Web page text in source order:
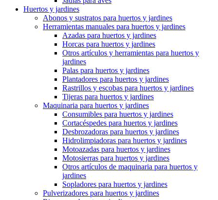
Huertos y jardines
Abonos y sustratos para huertos y jardines
Herramientas manuales para huertos y jardines
Azadas para huertos y jardines
Horcas para huertos y jardines
Otros artículos y herramientas para huertos y
jardines
Palas para huertos y jardines
Plantadores para huertos y jardines
Rastrillos y escobas para huertos y jardines
Tijeras para huertos y jardines
Maquinaria para huertos y jardines
Consumibles para huertos y jardines
Cortacéspedes para huertos y jardines
Desbrozadoras para huertos y jardines
Hidrolimpiadoras para huertos y jardines
Motoazadas para huertos y jardines
Motosierras para huertos y jardines
Otros artículos de maquinaria para huertos y
jardines
Sopladores para huertos y jardines
Pulverizadores para huertos y jardines